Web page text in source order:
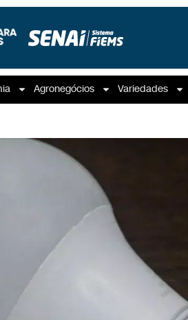
Agronegócios Variedades